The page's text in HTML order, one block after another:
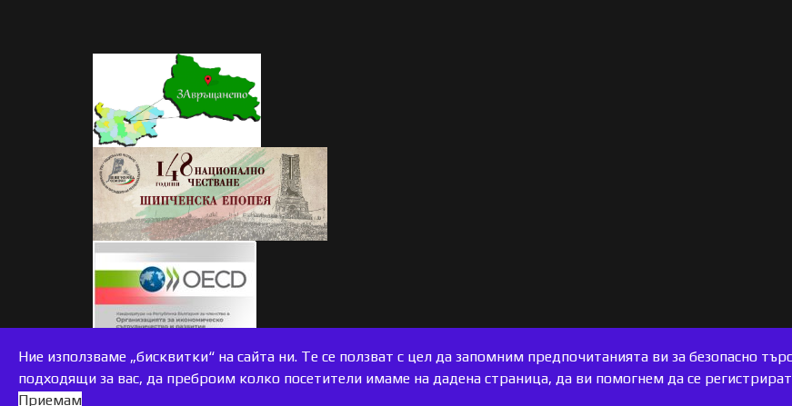
Ние използваме „бисквитки“ на сайта ни. Те се ползват с цел да запомним предпочитанията ви за безопасно
подходящи за вас, да преброим колко посетители имаме на дадена страница, да ви помогнем да се
Приемам
accessible